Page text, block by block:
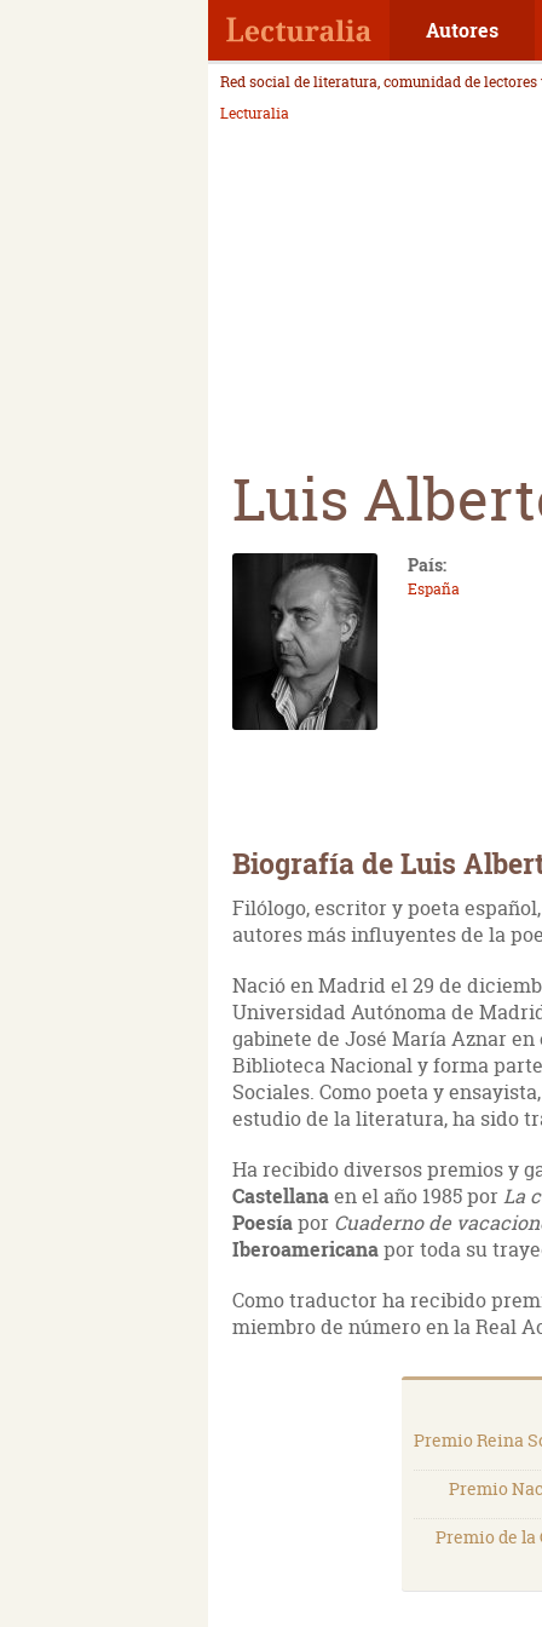
Autores
Red social de literatura, comunidad de
Lecturalia
Luis
País:
España
Biografía de Luis
Filólogo, escritor y poeta
autores más influyentes de la
Nació en Madrid el 29 de
Universidad Autónoma de
gabinete de José María Aznar
Biblioteca Nacional y forma
Sociales. Como poeta y
estudio de la literatura, ha sido
Ha recibido diversos premios y
Castellanaen el año 1985 por La
Poesíapor Cuaderno de
Iberoamericanapor toda su
Como traductor ha recibido
miembro de número en la Real
Premio Reina
Premio
Premio de la